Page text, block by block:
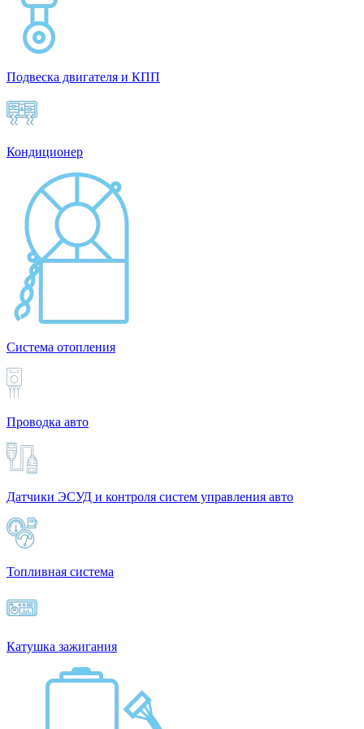
Подвеска двигателя и КПП
Кондиционер
Система отопления
Проводка авто
Датчики ЭСУД и контроля систем управления авто
Топливная система
Катушка зажигания